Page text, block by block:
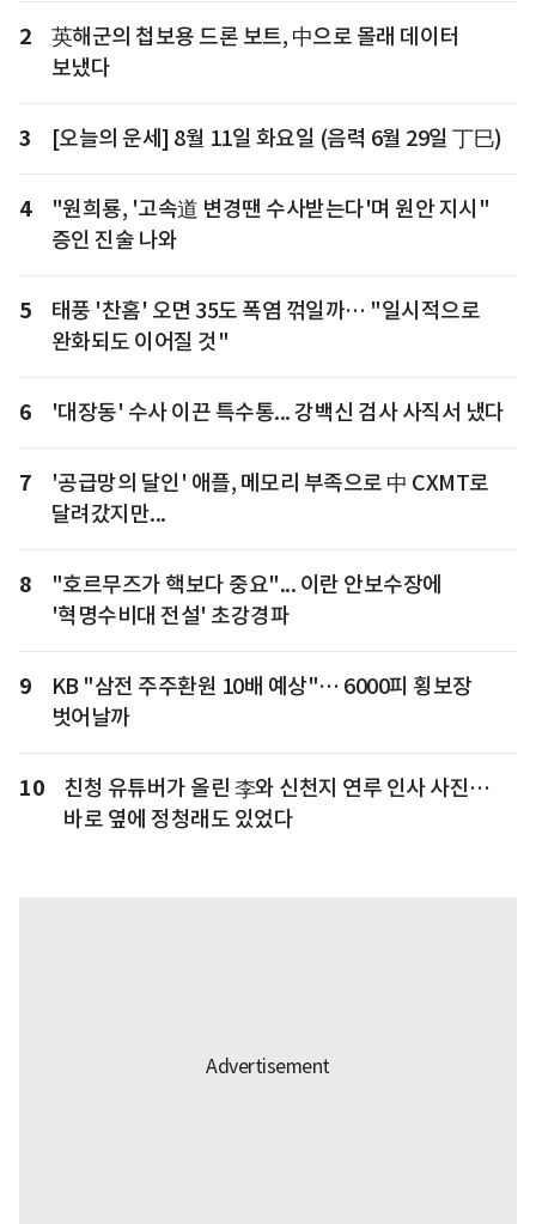
2
英해군의 첩보용 드론 보트, 中으로 몰래 데이터
보냈다
3 [오늘의 운세] 8월 11일 화요일 (음력 6월 29일 丁巳)
4
"원희룡, '고속道 변경땐 수사받는다'며 원안 지시"
증인 진술 나와
5
태풍 '찬홈' 오면 35도 폭염 꺾일까… "일시적으로
완화되도 이어질 것"
6 '대장동' 수사 이끈 특수통... 강백신 검사 사직서 냈다
7
'공급망의 달인' 애플, 메모리 부족으로 中 CXMT로
달려갔지만...
8
"호르무즈가 핵보다 중요"... 이란 안보수장에
'혁명수비대 전설' 초강경파
9
KB "삼전 주주환원 10배 예상"… 6000피 횡보장
벗어날까
10
친청 유튜버가 올린 李와 신천지 연루 인사 사진…
바로 옆에 정청래도 있었다